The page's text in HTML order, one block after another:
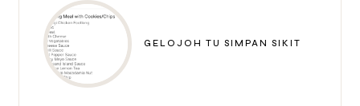
GELOJOH TU SIMPAN SIKIT